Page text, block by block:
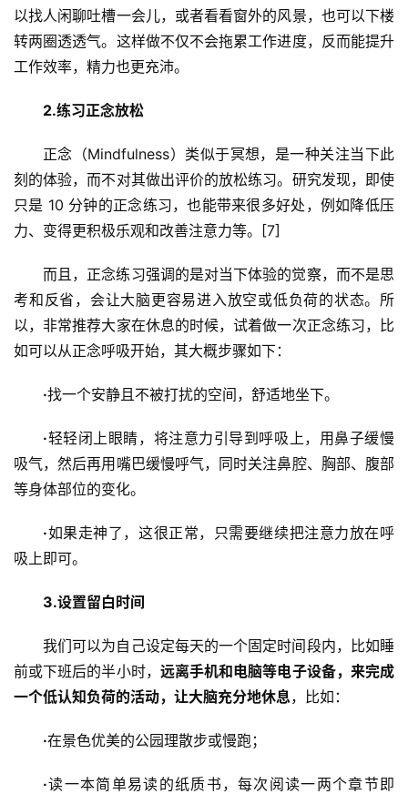
以找人闲聊吐槽一会儿，或者看看窗外的风景，也可以下楼
转两圈透透气。这样做不仅不会拖累工作进度，反而能提升
工作效率，精力也更充沛。
2.练习正念放松
正念（Mindfulness）类似于冥想，是一种关注当下此
刻的体验，而不对其做出评价的放松练习。研究发现，即使
只是 10 分钟的正念练习，也能带来很多好处，例如降低压
力、变得更积极乐观和改善注意力等。[7]
而且，正念练习强调的是对当下体验的觉察，而不是思
考和反省，会让大脑更容易进入放空或低负荷的状态。所
以，非常推荐大家在休息的时候，试着做一次正念练习，比
如可以从正念呼吸开始，其大概步骤如下：
·找一个安静且不被打扰的空间，舒适地坐下。
·轻轻闭上眼睛，将注意力引导到呼吸上，用鼻子缓慢
吸气，然后再用嘴巴缓慢呼气，同时关注鼻腔、胸部、腹部
等身体部位的变化。
·如果走神了，这很正常，只需要继续把注意力放在呼
吸上即可。
3.设置留白时间
我们可以为自己设定每天的一个固定时间段内，比如睡
前或下班后的半小时， 远离手机和电脑等电子设备，来完成
一个低认知负荷的活动，让大脑充分地休息，比如：
·在景色优美的公园理散步或慢跑；
·读一本简单易读的纸质书，每次阅读一两个章节即